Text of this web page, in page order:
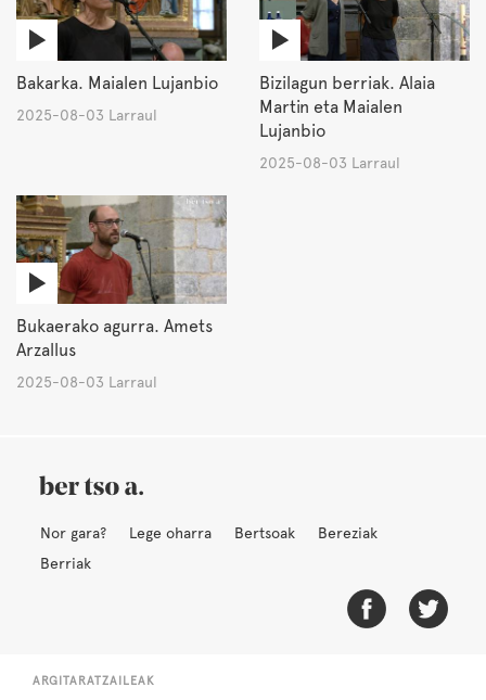
Bakarka. Maialen Lujanbio
2025-08-03 Larraul
Bizilagun berriak. Alaia
Martin eta Maialen
Lujanbio
2025-08-03 Larraul
Bukaerako agurra. Amets
Arzallus
2025-08-03 Larraul
Nor gara? Lege oharra Bertsoak
Bereziak
Berriak
ARGITARATZAILEAK